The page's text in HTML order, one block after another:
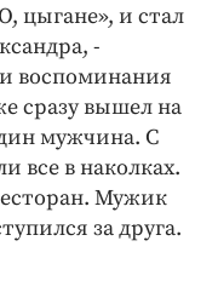
цыгане», и стал
-
воспоминания
сразу вышел на
мужчина. С
все в наколках.
Мужик
за друга.